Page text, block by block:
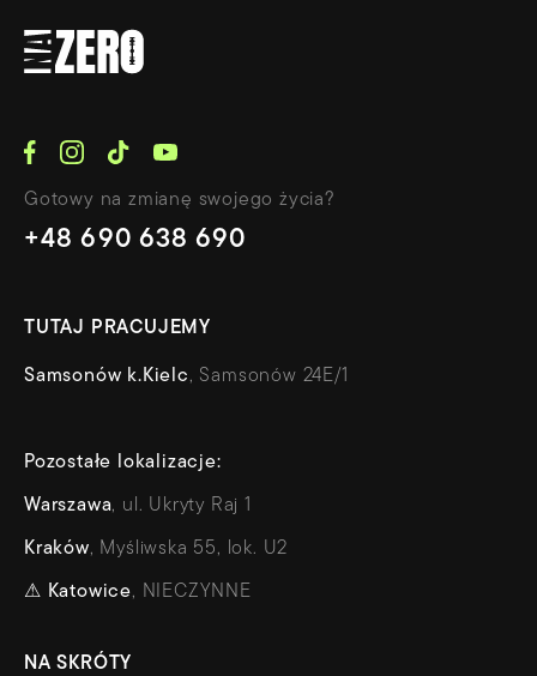
Gotowy na zmianę swojego życia?
+48 690 638 690
TUTAJ PRACUJEMY
Samsonów k.Kielc, Samsonów 24E/1
Pozostałe lokalizacje:
Warszawa, ul. Ukryty Raj 1
Kraków, Myśliwska 55, lok. U2
⚠ Katowice, NIECZYNNE
NA SKRÓTY